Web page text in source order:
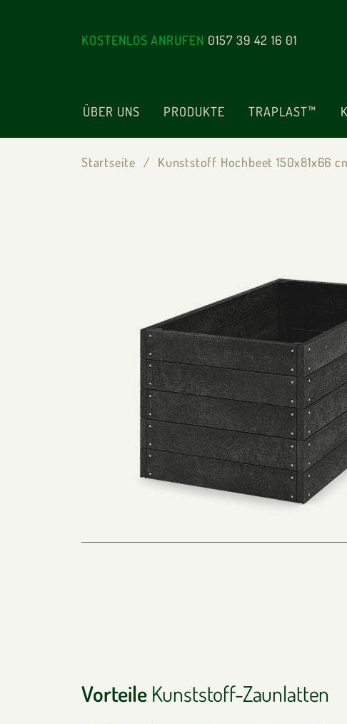
KOSTENLOS ANRUFEN 0157 39 42 16 01
ÜBER UNS PRODUKTE TRAPLAST™
Startseite Kunststoff Hochbeet 150x81x66
VorteileKunststoff-Zaunlatten